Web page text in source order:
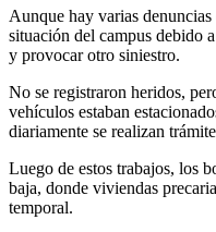
Aunque hay varias
situación del campus debido
y provocar otro siniestro.
No se registraron heridos,
vehículos estaban
diariamente se realizan
Luego de estos trabajos, los
baja, donde viviendas
temporal.